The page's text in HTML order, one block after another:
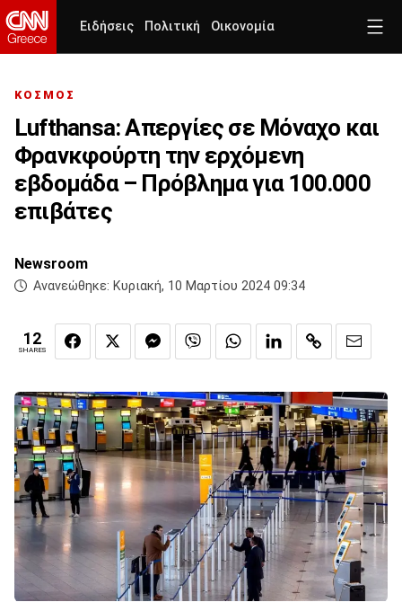
Ειδήσεις Πολιτική Οικονομία
ΚΟΣΜΟΣ
Lufthansa: Απεργίες σε Μόναχο και
Φρανκφούρτη την ερχόμενη
εβδομάδα – Πρόβλημα για 100.000
επιβάτες
Newsroom
Ανανεώθηκε: Κυριακή, 10 Μαρτίου 2024 09:34
12
SHARES